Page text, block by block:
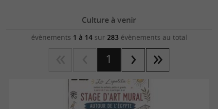
Culture à venir
évènements 1 à 14sur 283évènements au total
1